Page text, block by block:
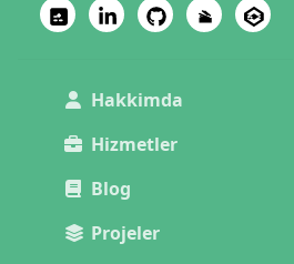
Hakkimda
Hizmetler
Blog
Projeler